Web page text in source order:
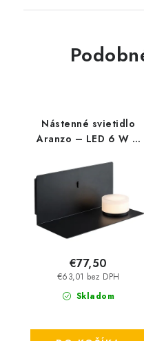
Nástenné svietidlo
Aranzo – LED 6 W –
Skladom
€63,01 bez DPH
€77,50